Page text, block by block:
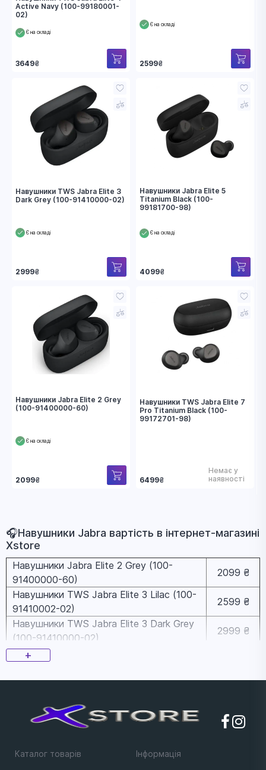
Active Navy (100-99180001-
02)
Є на складі
3649₴
Є на складі
2599₴
Навушники TWS Jabra Elite 3
Dark Grey (100-91410000-02)
Є на складі
2999₴
Навушники Jabra Elite 5
Titanium Black (100-
99181700-98)
Є на складі
4099₴
Навушники Jabra Elite 2 Grey
(100-91400000-60)
Є на складі
2099₴
Навушники TWS Jabra Elite 7
Pro Titanium Black (100-
99172701-98)
6499₴
Немає у
наявності
🎧Навушники Jabra вapтіcть в інтернет-магазині
Xstore
Навушники Jabra Elite 2 Grey (100-
91400000-60)
2099 ₴
Навушники TWS Jabra Elite 3 Lilac (100-
91410002-02)
2599 ₴
Навушники TWS Jabra Elite 3 Dark Grey
(100-91410000-02)
2999 ₴
Навушники TWS Jabra Elite 4 Active Mint
Навушники TWS Jabra Elite 4 Grey (100-
Навушники TWS Jabra Elite 4 Active Navy
(100-99180001-02)
3649 ₴
(100-99181700-98)
+
Каталог товарів Iнформацiя